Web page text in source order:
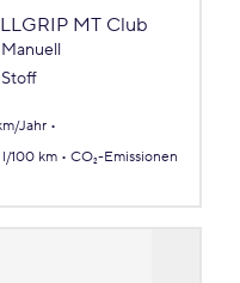
MT Club
Manuell
Stoff
Jahr
100 km
CO₂-Emissionen